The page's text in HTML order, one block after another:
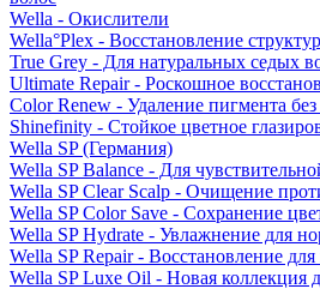
Wella - Окислители
Wella°Plex - Восстановление
True Grey - Для натуральных седых
Ultimate Repair - Роскошное
Color Renew - Удаление пигмента без
Shinefinity - Стойкое цветное
Wella SP (Германия)
Wella SP Balance - Для
Wella SP Clear Scalp - Очищение
Wella SP Color Save - Сохранение
Wella SP Hydrate - Увлажнение для
Wella SP Repair - Восстановление
Wella SP Luxe Oil - Новая коллекция